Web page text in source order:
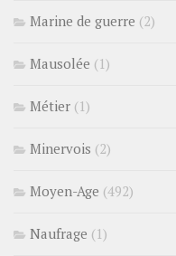
Marine de guerre (2)
Mausolée (1)
Métier (1)
Minervois (2)
Moyen-Age (492)
Naufrage (1)